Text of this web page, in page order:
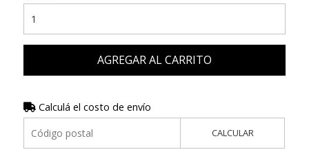
AGREGAR AL CARRITO
Calculá el costo de envío
CALCULAR